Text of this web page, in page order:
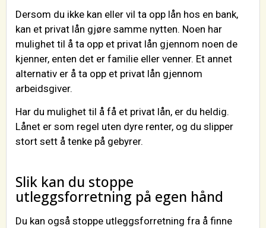
Dersom du ikke kan eller vil ta opp lån hos en bank,
kan et privat lån gjøre samme nytten. Noen har
mulighet til å ta opp et privat lån gjennom noen de
kjenner, enten det er familie eller venner. Et annet
alternativ er å ta opp et privat lån gjennom
arbeidsgiver.
Har du mulighet til å få et privat lån, er du heldig.
Lånet er som regel uten dyre renter, og du slipper
stort sett å tenke på gebyrer.
Slik kan du stoppe
utleggsforretning på egen hånd
Du kan også stoppe utleggsforretning fra å finne